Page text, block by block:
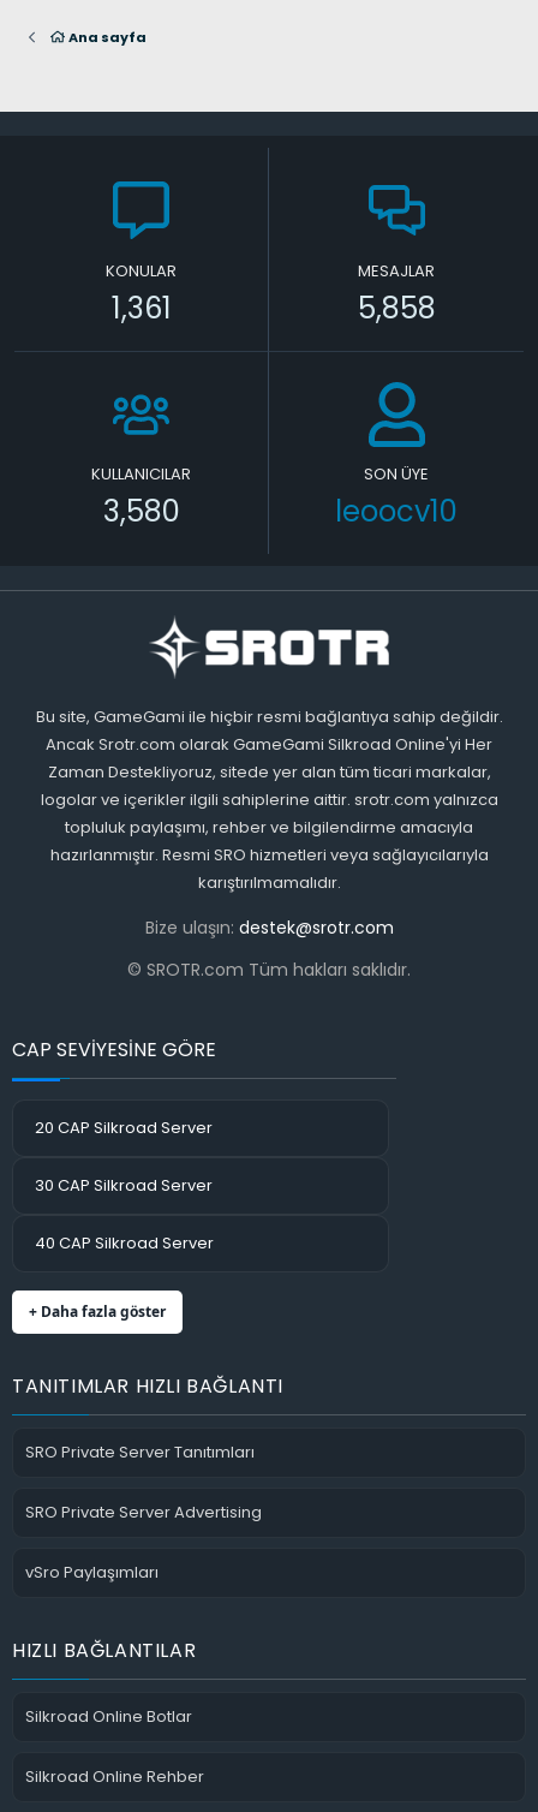
Ana sayfa
KONULAR
1,361
MESAJLAR
5,858
KULLANICILAR
3,580
SON ÜYE
leoocv10
Bu site, GameGami ile hiçbir resmi bağlantıya sahip değildir.
Ancak Srotr.com olarak GameGami Silkroad Online'yi Her
Zaman Destekliyoruz, sitede yer alan tüm ticari markalar,
logolar ve içerikler ilgili sahiplerine aittir. srotr.com yalnızca
topluluk paylaşımı, rehber ve bilgilendirme amacıyla
hazırlanmıştır. Resmi SRO hizmetleri veya sağlayıcılarıyla
karıştırılmamalıdır.
Bize ulaşın: destek@srotr.com
© SROTR.com Tüm hakları saklıdır.
CAP SEVİYESİNE GÖRE
20 CAP Silkroad Server
30 CAP Silkroad Server
40 CAP Silkroad Server
+ Daha fazla göster
TANITIMLAR HIZLI BAĞLANTI
SRO Private Server Tanıtımları
SRO Private Server Advertising
vSro Paylaşımları
HIZLI BAĞLANTILAR
Silkroad Online Botlar
Silkroad Online Rehber